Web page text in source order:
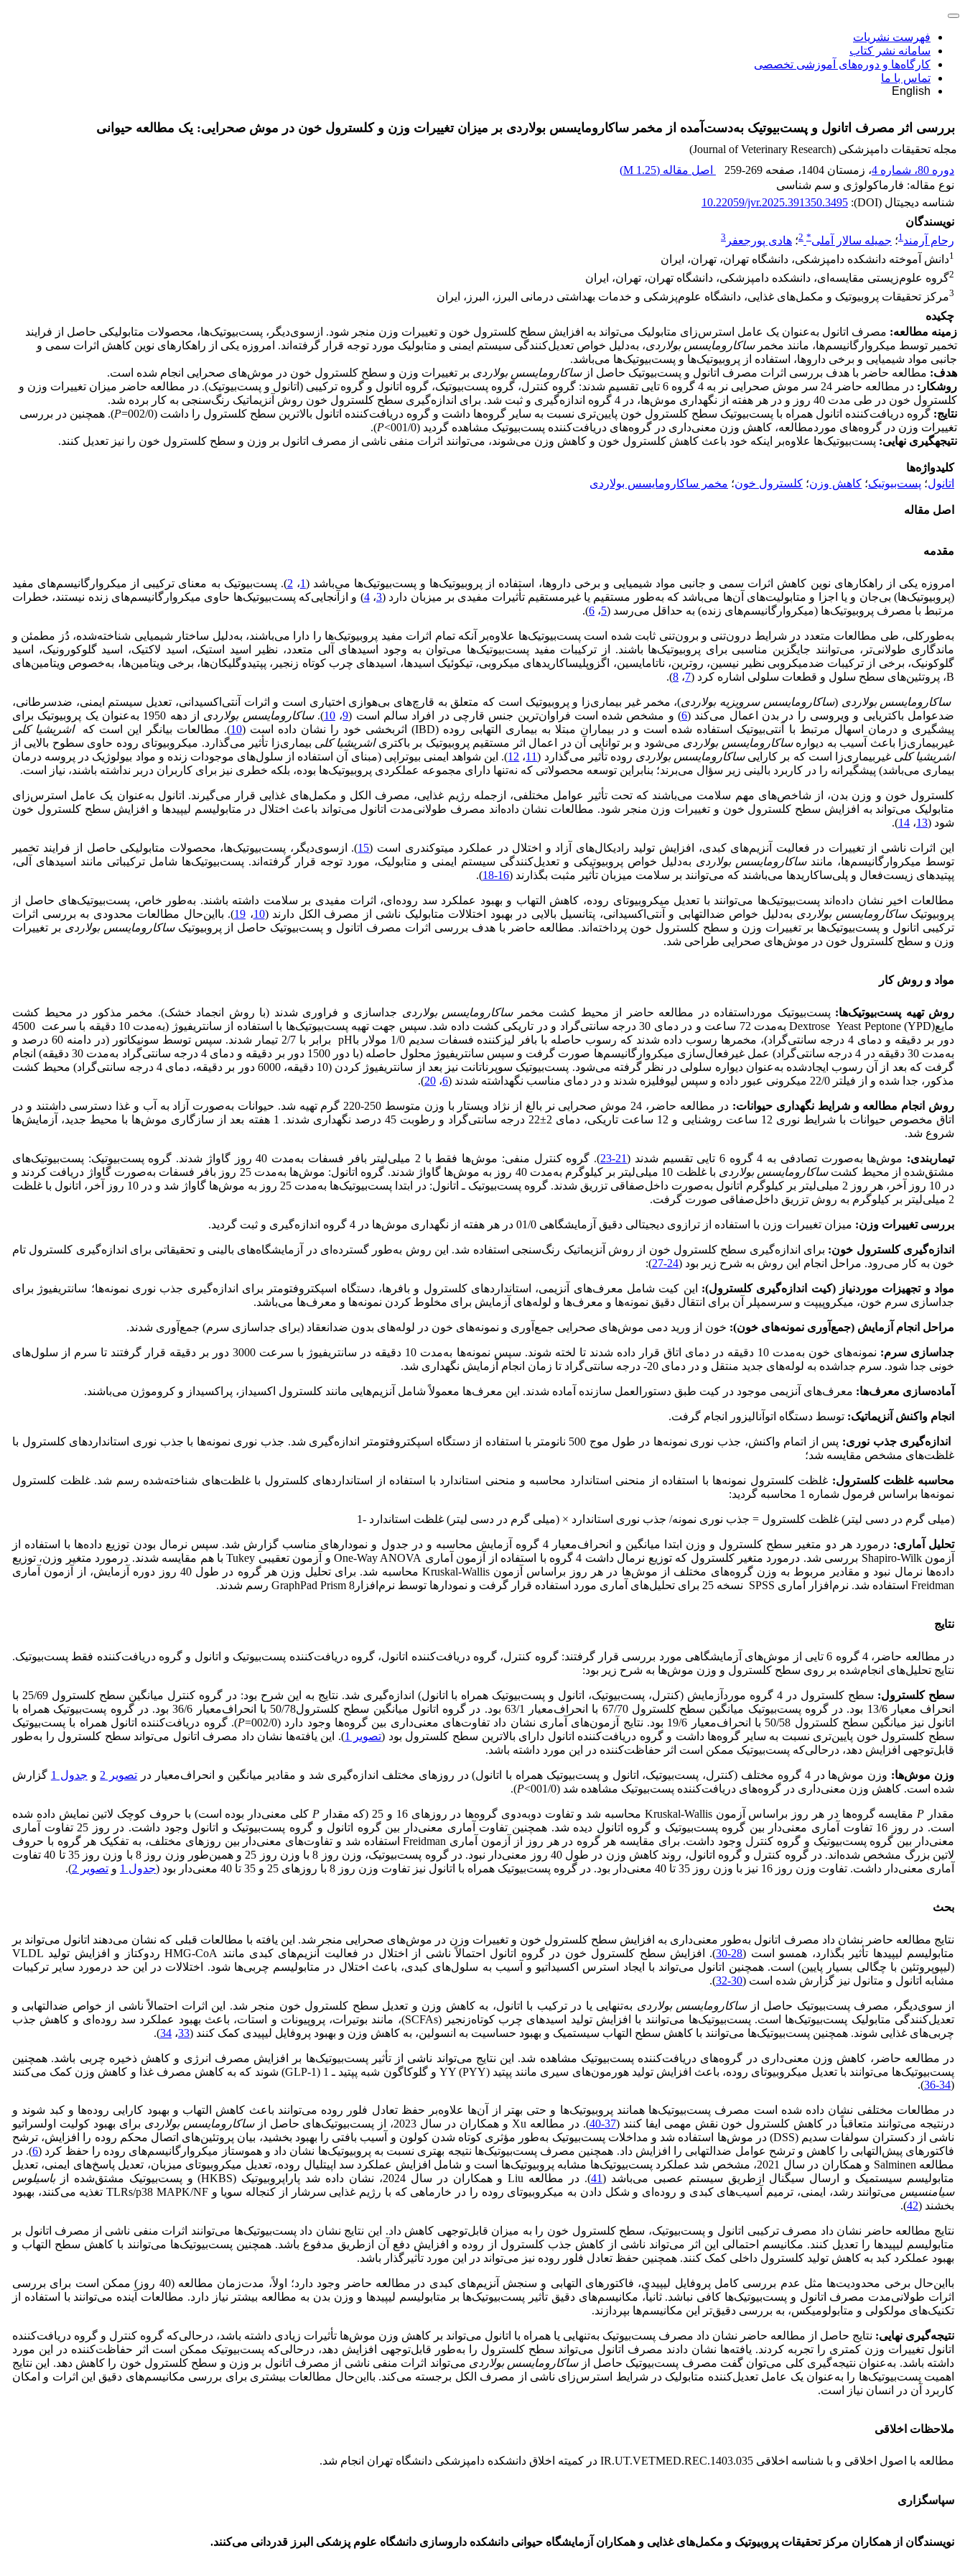
فهرست نشریات
سامانه نشر کتاب
کارگاه‌ها و دوره‌های آموزشی تخصصی
تماس با ما
English
بررسی اثر مصرف اتانول و پست‌بیوتیک به‌دست‌آمده از مخمر ساکارومایسس بولاردی بر میزان تغییرات وزن و کلسترول خون در موش صحرایی: یک مطالعه حیوانی
مجله تحقیقات دامپزشکی (Journal of Veterinary Research)
دوره 80، شماره 4
، زمستان 1404 ، صفحه 259-269 اصل مقاله (1.25 M
)
نوع مقاله: فارماکولوژی و سم شناسی
شناسه دیجیتال (DOI):
10.22059/jvr.2025.391350.3495
نویسندگان
رحام آرمند1؛ جمیله سالار آملی*
2؛ هادی پورجعفر 3
1دانش آموخته دانشکده دامپزشکی، دانشگاه تهران، تهران، ایران
2گروه علوم‌زیستی مقایسه‌ای، دانشکده دامپزشکی، دانشگاه تهران، تهران، ایران
3مرکز تحقیقات پروبیوتیک و مکمل‌های غذایی، دانشگاه علوم‌پزشکی و خدمات بهداشتی درمانی البرز، البرز، ایران
چکیده
زمینه مطالعه: مصرف اتانول به‌عنوان یک عامل استرس‌زای متابولیک می‌تواند به افزایش سطح کلسترول خون و تغییرات وزن منجر شود. ازسوی‌دیگر، پست‌بیوتیک‌ها، محصولات متابولیکی حاصل از فرایند
تخمیر توسط میکروارگانیسم‌ها، مانند مخمرساکارومایسس بولاردی، به‌دلیل خواص تعدیل‌کنندگی سیستم ایمنی و متابولیک مورد توجه قرار گرفته‌اند. امروزه یکی از راهکارهای نوین کاهش اثرات سمی و
جانبی مواد شیمیایی و برخی داروها، استفاده از پروبیوتیک‌ها و پست‌بیوتیک‌ها می‌باشد.
هدف: مطالعه حاضر با هدف بررسی اثرات مصرف اتانول و پست‌بیوتیک حاصل ازساکارومایسس بولاردی بر تغییرات وزن و سطح کلسترول خون در موش‌های صحرایی انجام شده است.
روشکار :
در مطالعه حاضر 24 سر موش صحرایی نر به 4 گروه 6 تایی تقسیم شدند: گروه کنترل، گروه پست‌بیوتیک، گروه اتانول و گروه ترکیبی (اتانول و پست‌بیوتیک). در مطالعه حاضر میزان تغییرات وزن و
کلسترول خون در طی مدت 40 روز و در هر هفته از نگهداری موش‌ها، در 4 گروه اندازه‌گیری و ثبت شد. برای اندازه‌گیری سطح کلسترول خون روش آنزیماتیک رنگ‌سنجی به کار برده شد.
نتایج: گروه دریافت‌کننده اتانول همراه با پست‌بیوتیک سطح کلسترول خون پایین‌تری نسبت به سایر گروه‌ها داشت و گروه دریافت‌کننده اتانول بالاترین سطح کلسترول را داشت (002/0= P). همچنین در بررسی
تغییرات وزن در گروه‌های مورد‌مطالعه، کاهش وزن معنی‌داری در گروه‌های دریافت‌کننده پست‌بیوتیک مشاهده گردید (001/0>
P
).
نتیجه­گیری نهایی: پست‌بیوتیک‌ها علاوه‌بر اینکه خود باعث کاهش کلسترول خون و کاهش وزن می‌شوند، می‌توانند اثرات منفی ناشی از مصرف اتانول بر وزن و سطح کلسترول خون را نیز تعدیل کنند.
کلیدواژه‌ها
اتانول؛ پست‌بیوتیک؛ کاهش وزن؛ کلسترول خون؛ مخمر ساکارومایسس بولاردی
اصل مقاله
مقدمه
امروزه یکی از راهکارهای نوین کاهش اثرات سمی و جانبی مواد شیمیایی و برخی داروها، استفاده از پروبیوتیک‌ها و پست‌بیوتیک‌ها می‌باشد (1، 2). پست‌بیوتیک به معنای ترکیبی از میکروارگانیسم‌های مفید
(پروبیوتیک‌ها) بی‌جان و یا اجزا و متابولیت‌های آن‌ها می‌باشد که به‌طور مستقیم یا غیرمستقیم تأثیرات مفیدی بر میزبان دارد (3،4) و از‌آنجایی‌که پست‌بیوتیک‌ها حاوی میکروارگانیسم‌های زنده نیستند، خطرات
مرتبط با مصرف پروبیوتیک‌ها (میکروارگانیسم‌های زنده) به حداقل می‌رسد (5، 6
).
به‌طور‌کلی، طی مطالعات متعدد در شرایط درون‌تنی و برون‌تنی ثابت شده است پست‌بیوتیک‌ها علاوه‌بر آنکه تمام اثرات مفید پروبیوتیک‌ها را دارا می‌باشند، به‌دلیل ساختار شیمیایی شناخته‌شده، دُز مطمئن و
ماندگاری طولانی‌تر، می‌توانند جایگزین مناسبی برای پروبیوتیک‌ها باشند. از‌ ترکیبات مفید پست‌بیوتیک‌ها می‌توان به وجود اسیدهای آلی متعدد، نظیر اسید استیک، اسید لاکتیک، اسید گلوکورونیک، اسید
گلوکونیک، برخی از ترکیبات ضدمیکروبی نظیر نیسین، روترین، ناتامایسین، اگزوپلیساکاریدهای میکروبی، تیکوئیک اسیدها، اسیدهای چرب کوتاه زنجیر، پپتیدوگلیکان‌ها، برخی ویتامین‌ها، به‌خصوص ویتامین‌های‌
B، پروتئین‌های سطح سلول و قطعات سلولی اشاره کرد (
7، 8
).
ساکارومایسس بولاردی (ساکارومایسس سرویزیه بولاردی)، مخمر غیر بیماری‌زا و پروبیوتیک است که متعلق به قارچ‌های بی‌هوازی اختیاری است و اثرات آنتی‌اکسیدانی، تعدیل سیستم ایمنی، ضد‌سرطانی،
ضدعوامل باکتریایی و ویروسی را در بدن اعمال می‌‌کند (6) و مشخص شده است فراوان‌ترین جنس قارچی در افراد سالم است (9،10
).ساکارومایسس بولاردی
از دهه 1950 به‌عنوان یک پروبیوتیک برای
پیشگیری و درمان اسهال مرتبط با آنتی‌بیوتیک استفاده شده است و در بیماران مبتلا به بیماری التهابی روده (IBD) اثربخشی خود را نشان داده است (
10). مطالعات بیانگر این است کهاشریشیا کلی
غیر‌بیماری‌زا باعث آسیب به دیوارهساکارومایسس بولاردی می‌شود و بر توانایی آن در اعمال اثر مستقیم پروبیوتیک بر باکتری اشریشیا کلی بیماری‌زا تأثیر می‌گذارد. میکروبیوتای روده حاوی سطوح بالایی از
اشریشیا کلی غیربیماری‌زا است که بر کاراییساکارومایسس بولاردی روده تأثیر می‌گذارد (11، 12). این شواهد ایمنی بیوتراپی (مبنای آن استفاده از سلول‌های موجودات زنده و مواد بیولوژیک در پروسه درمان
بیماری می‌باشد) پیشگیرانه را در کاربرد بالینی زیر سؤال می‌برند؛ بنابراین توسعه محصولاتی که نه‌تنها دارای مجموعه عملکردی پروبیوتیک‌ها بوده، بلکه خطری نیز برای کاربران در‌بر نداشته باشند، نیاز است.
کلسترول خون و وزن بدن، از‌ شاخص‌های مهم سلامت می‌باشند که تحت تأثیر عوامل مختلفی، از‌جمله رژیم غذایی، مصرف الکل و مکمل‌های غذایی قرار می‌گیرند. اتانول به‌عنوان یک عامل استرس‌زای
متابولیک می‌تواند به افزایش سطح کلسترول خون و تغییرات وزن منجر شود. مطالعات نشان داده‌اند مصرف طولانی‌مدت اتانول می‌تواند باعث اختلال در متابولیسم لیپیدها و افزایش سطح کلسترول خون
شود (13، 14
).
این اثرات ناشی از تغییرات در فعالیت آنزیم‌های کبدی، افزایش تولید رادیکال‌های آزاد و اختلال در عملکرد میتوکندری است (15). ازسوی‌دیگر، پست‌بیوتیک‌ها، محصولات متابولیکی حاصل از فرایند تخمیر
توسط میکروارگانیسم‌ها، مانندساکارومایسس بولاردی به‌دلیل خواص پروبیوتیکی و تعدیل‌کنندگی سیستم ایمنی و متابولیک، مورد توجه قرار گرفته‌اند. پست‌بیوتیک‌ها شامل ترکیباتی مانند اسیدهای آلی،
پپتیدهای زیست‌فعال و پلی‌ساکاریدها می‌باشند که می‌توانند بر سلامت میزبان تأثیر مثبت بگذارند (16-18
).
مطالعات اخیر نشان داده‌اند پست‌بیوتیک‌ها می‌توانند با تعدیل میکروبیوتای روده، کاهش التهاب و بهبود عملکرد سد روده‌ای، اثرات مفیدی بر سلامت داشته باشند. به‌طور خاص، پست‌بیوتیک‌های حاصل از
پروبیوتیکساکارومایسس بولاردی به‌دلیل خواص ضدالتهابی و آنتی‌اکسیدانی، پتانسیل بالایی در بهبود اختلالات متابولیک ناشی از مصرف الکل دارند (10، 19). با‌این‌حال مطالعات محدودی به بررسی اثرات
ترکیبی اتانول و پست‌بیوتیک‌ها بر تغییرات وزن و سطح کلسترول خون پرداخته‌اند. مطالعه حاضر با هدف بررسی اثرات مصرف اتانول و پست‌بیوتیک حاصل از پروبیوتیکساکارومایسس بولاردی بر تغییرات
وزن و سطح کلسترول خون در موش‌های صحرایی طراحی شد.
مواد و روش کار
روش تهیه پست‌بیوتیک‌ها: پست‌بیوتیک مورد‌استفاده در مطالعه حاضر از محیط کشت مخمرساکارومایسس بولاردی جداسازی و فراوری شدند (با روش انجماد خشک). مخمر مذکور در محیط کشت
مایعDextrose Yeast Peptone (YPD) به‌مدت 72 ساعت و در دمای 30 درجه سانتی‌گراد و در تاریکی کشت داده شد. سپس جهت تهیه پست‌بیوتیک‌ها با استفاده از سانتریفیوژ (به‌مدت 10 دقیقه با سرعت 4500
دور بر دقیقه و دمای 4 درجه سانتی‌گراد)، مخمرها رسوب داده شدند که رسوب حاصله با بافر لیز‌کننده فسفات سدیم 1/0 مولار باpH برابر با 2/7 تیمار شدند. سپس توسط سونیکاتور (در دامنه 60 درصد و
به‌مدت 30 دقیقه در 4 درجه سانتی‌گراد) عمل غیر‌فعال‌سازی میکروارگانیسم‌ها صورت گرفت و سپس سانتریفیوژ محلول حاصله (با دور 1500 دور بر دقیقه و دمای 4 درجه سانتی‌گراد به‌مدت 30 دقیقه) انجام
گرفت که بعد از آن رسوب ایجاد‌شده به‌عنوان دیواره سلولی در نظر گرفته می‌شود. پست‌بیوتیک سوپرناتانت نیز بعد از سانتریفیوژ کردن (10 دقیقه، 6000 دور بر دقیقه، دمای 4 درجه سانتی‌گراد) محیط کشت
مذکور، جدا شده و از فیلتر 22/0 میکرونی عبور داده و سپس لیوفلیزه شدند و در دمای مناسب نگهداشته شدند (
6، 20
).
روش انجام مطالعه و شرایط نگهداری حیوانات:
در مطالعه حاضر، 24 موش صحرایی نر بالغ از نژاد ویستار با وزن متوسط 250-220 گرم تهیه شد. حیوانات به‌صورت آزاد به آب و غذا دسترسی داشتند و در
اتاق مخصوص حیوانات با شرایط نوری 12 ساعت روشنایی و 12 ساعت تاریکی، دمای 2±22 درجه سانتی‌گراد و رطوبت 45 درصد نگهداری شدند. 1 هفته بعد از سازگاری موش‌ها با محیط جدید، آزمایش‌ها
شروع شد.
تیماربندی: موش‌ها به‌صورت تصادفی به 4 گروه 6 تایی تقسیم شدند ( 21-23
). گروه کنترل منفی: موش‌ها فقط با 2 میلی‌لیتر بافر فسفات به‌مدت 40 روز گاواژ شدند. گروه پست‌بیوتیک: پست‌بیوتیک‌های
مشتق‌شده از محیط کشتساکارومایسس بولاردی
با غلظت 10 میلی‌لیتر بر کیلوگرم به‌مدت 40 روز به موش‌ها گاواژ شدند. گروه اتانول: موش‌ها به‌مدت 25 روز بافر فسفات به‌صورت گاواژ دریافت کردند و
در 10 روز آخر، هر روز 2 میلی‌لیتر بر کیلوگرم اتانول به‌صورت داخل‌صفاقی تزریق شدند. گروه پست‌بیوتیک ـ اتانول: در ابتدا پست‌بیوتیک‌ها به‌مدت 25 روز به موش‌ها گاواژ شد و در 10 روز آخر، اتانول با غلظت
2 میلی‌لیتر بر کیلوگرم به روش تزریق داخل‌صفاقی صورت گرفت.
بررسی تغییرات وزن‌: میزان تغییرات وزن با استفاده از ترازوی دیجیتالی دقیق آزمایشگاهی 01/0 در هر هفته از نگهداری موش‌ها در 4 گروه اندازه‌گیری و ثبت گردید.
اندازه‌گیری کلسترول خون: برای اندازه‌گیری سطح کلسترول خون از روش آنزیماتیک رنگ‌سنجی استفاده شد. این روش به‌طور گسترده‌ای در آزمایشگاه‌های بالینی و تحقیقاتی برای اندازه‌گیری کلسترول تام
خون به کار می‌رود. مراحل انجام این روش به شرح زیر بود (24-27
):
مواد و تجهیزات مورد‌نیاز (کیت اندازه‌گیری کلسترول):
این کیت شامل معرف‌های آنزیمی، استانداردهای کلسترول و بافرها، دستگاه اسپکتروفتومتر برای اندازه‌گیری جذب نوری نمونه‌ها؛ سانتریفیوژ برای
جداسازی سرم خون، میکروپیپت و سرسمپلر آن برای انتقال دقیق نمونه‌ها و معرف‌ها و لوله‌های آزمایش برای مخلوط کردن نمونه‌ها و معرف‌ها می‌باشد.
مراحل انجام آزمایش (جمع‌آوری نمونه‌های خون): خون از ورید دمی موش‌های صحرایی جمع‌آوری و نمونه‌های خون در لوله‌های بدون ضد‌انعقاد (برای جداسازی سرم) جمع‌آوری شدند.
جداسازی سرم:
نمونه‌های خون به‌مدت 10 دقیقه در دمای اتاق قرار داده شدند تا لخته شوند. سپس نمونه‌ها به‌مدت 10 دقیقه در سانتریفیوژ با سرعت 3000 دور بر دقیقه قرار گرفتند تا سرم از سلول‌های
خونی جدا شود. سرم جدا‌شده به لوله‌های جدید منتقل و در دمای 20- درجه سانتی‌گراد تا زمان انجام آزمایش نگهداری شد.
آماده‌سازی معرف‌ها: معرف‌های آنزیمی موجود در کیت طبق دستورالعمل سازنده آماده شدند. این معرف‌ها معمولاً شامل آنزیم‌هایی مانند کلسترول اکسیداز، پراکسیداز و کروموژن می‌باشند.
انجام واکنش آنزیماتیک: توسط دستگاه اتوآنالیزور انجام گرفت.
اندازه‌گیری جذب نوری:
پس از اتمام واکنش، جذب نوری نمونه‌ها در طول‌ موج 500 نانومتر با استفاده از دستگاه اسپکتروفتومتر اندازه‌گیری شد. جذب نوری نمونه‌ها با جذب نوری استانداردهای کلسترول با
غلظت‌های مشخص مقایسه شد؛
محاسبه غلظت کلسترول: غلظت کلسترول نمونه‌ها با استفاده از منحنی استاندارد محاسبه و منحنی استاندارد با استفاده از استانداردهای کلسترول با غلظت‌های شناخته‌شده رسم شد. غلظت کلسترول
نمونه‌ها بر‌اساس فرمول شماره 1 محاسبه گردید:
(میلی گرم در دسی لیتر) غلظت کلسترول = جذب نوری نمونه/ جذب نوری استاندارد × (میلی گرم در دسی لیتر) غلظت استاندارد -1
تحلیل آماری:
در‌مورد هر دو متغیر سطح کلسترول و وزن ابتدا میانگین و انحراف‌معیار 4 گروه آزمایش محاسبه و در جدول و نمودارهای مناسب گزارش شد. سپس نرمال بودن توزیع داده‌ها با استفاده از
آزمون Shapiro-Wilk بررسی شد. در‌مورد متغیر کلسترول که توزیع نرمال داشت 4 گروه با استفاده از آزمون آماری One-Way ANOVA و آزمون تعقیبی Tukey با هم مقایسه شدند. در‌مورد متغیر وزن، توزیع
داده‌ها نرمال نبود و مقادیر مربوط به وزن گروه‌های مختلف از موش‌ها در هر روز بر‌اساس آزمون Kruskal-Wallis محاسبه شد. برای تحلیل وزن هر گروه در طول 40 روز دوره آزمایش، از آزمون آماری
Freidman استفاده شد. نرم‌افزار آماری SPSS نسخه 25 برای تحلیل‌های آماری مورد استفاده قرار گرفت و نمودار‌ها توسط نرم‌افزارGraphPad Prism 8 رسم شدند.
نتایج
در مطالعه حاضر، 4 گروه 6 ‌تایی از موش‌های آزمایشگاهی مورد بررسی قرار گرفتند: گروه کنترل، گروه دریافت‌کننده اتانول، گروه دریافت‌کننده پست‌بیوتیک و اتانول و گروه دریافت‌کننده فقط پست‌بیوتیک.
نتایج تحلیل‌های انجام‌شده بر روی سطح کلسترول و وزن موش‌ها به شرح زیر بود:
سطح کلسترول:
سطح کلسترول در 4 گروه مورد‌آزمایش (کنترل، پست‌بیوتیک، اتانول و پست‌بیوتیک همراه با اتانول) اندازه‌گیری شد. نتایج به این شرح بود: در گروه کنترل میانگین سطح کلسترول 25/69 با
انحراف معیار 13/6 بود. در گروه پست‌بیوتیک میانگین سطح کلسترول 67/70 با انحراف‌معیار 63/1 بود. در گروه اتانول میانگین سطح کلسترول50/78 با انحراف‌معیار 36/6 بود. در گروه پست‌بیوتیک همراه با
اتانول نیز میانگین سطح کلسترول 50/58 با انحراف‌معیار 19/6 بود. نتایج آزمون‌های آماری نشان داد تفاوت‌های معنی‌داری بین گروه‌ها وجود دارد (002/0=
P). گروه دریافت‌کننده اتانول همراه با پست‌بیوتیک
سطح کلسترول خون پایین‌تری نسبت به سایر گروه‌ها داشت و گروه دریافت‌کننده اتانول دارای بالاترین سطح کلسترول بود (تصویر 1
). این یافته‌ها نشان داد مصرف اتانول می‌تواند سطح کلسترول را به‌طور
قابل‌توجهی افزایش دهد، در‌حالی‌که پست‌بیوتیک ممکن است اثر حفاظت‌کننده در این مورد داشته باشد.
وزن موش‌ها: وزن موش‌ها در 4 گروه مختلف (کنترل، پست‌بیوتیک، اتانول و پست‌بیوتیک همراه با اتانول) در روزهای مختلف اندازه‌گیری شد و مقادیر میانگین و انحراف‌معیار در تصویر 2 و جدول 1
گزارش
شده است. کاهش وزن معنی‌داری در گروه‌های دریافت‌کننده پست‌بیوتیک مشاهده شد (001/0>
P
).
مقدار P مقایسه گروه‌ها در هر روز بر‌اساس آزمون Kruskal-Wallis محاسبه شد و تفاوت دو‌به‌دوی گروه‌ها در روز‌های 16 و 25 (که مقدار P کلی معنی‌دار بوده است) با حروف کوچک لاتین نمایش داده شده
است. در روز 16 تفاوت آماری معنی‌دار بین گروه پست‌بیوتیک و گروه اتانول دیده شد. همچنین تفاوت آماری معنی‌دار بین گروه اتانول و گروه پست‌بیوتیک و اتانول وجود داشت. در روز 25 تفاوت آماری
معنی‌دار بین گروه پست‌بیوتیک و گروه کنترل وجود داشت. برای مقایسه هر گروه در هر روز از آزمون آماری Freidman استفاده شد و تفاوت‌های معنی‌دار بین روزهای مختلف، به تفکیک هر گروه با حروف
لاتین بزرگ مشخص شده‌اند. در گروه کنترل و گروه اتانول، روند کاهش وزن در طول 40 روز معنی‌دار نبود. در گروه پست‌بیوتیک، وزن روز 8 با وزن روز 25 و همین‌طور وزن روز 8 با وزن روز 35 تا 40 تفاوت
آماری معنی‌دار داشت. تفاوت وزن روز 16 نیز با وزن روز 35 تا 40 معنی‌دار بود. در گروه پست‌بیوتیک همراه با اتانول نیز تفاوت وزن روز 8 با روز‌های 25 و 35 تا 40 معنی‌دار بود (
جدول 1 و تصویر 2 ).
بحث
نتایج مطالعه حاضر نشان داد مصرف اتانول به‌طور معنی‌داری به افزایش سطح کلسترول خون و تغییرات وزن در موش‌های صحرایی منجر شد. این یافته با مطالعات قبلی که نشان می‌دهند اتانول می‌تواند بر
متابولیسم لیپیدها تأثیر بگذارد، همسو است (28-30
). افزایش سطح کلسترول خون در گروه اتانول احتمالاً ناشی از اختلال در فعالیت آنزیم‌های کبدی مانند HMG-CoA ردوکتاز و افزایش تولید VLDL
(لیپوپروتئین با چگالی بسیار پایین) است. همچنین اتانول می‌تواند با ایجاد استرس اکسیداتیو و آسیب به سلول‌های کبدی، باعث اختلال در متابولیسم چربی‌ها شود. اختلالات در این حد در‌مورد سایر ترکیبات
مشابه اتانول و متانول نیز گزارش شده است (30-32
).
از سوی‌دیگر، مصرف پست‌بیوتیک حاصل ازساکارومایسس بولاردی به‌تنهایی یا در ترکیب با اتانول، به کاهش وزن و تعدیل سطح کلسترول خون منجر شد. این اثرات احتمالاً ناشی از خواص ضدالتهابی و
تعدیل‌کنندگی متابولیک پست‌بیوتیک‌ها است. پست‌بیوتیک‌ها می‌توانند با افزایش تولید اسیدهای چرب کوتاه‌زنجیر ‌(SCFAs)، مانند بوتیرات، پروپیونات و استات، باعث بهبود عملکرد سد روده‌ای و کاهش جذب
چربی‌های غذایی شوند. همچنین پست‌بیوتیک‌ها می‌توانند با کاهش سطح التهاب سیستمیک و بهبود حساسیت به انسولین، به کاهش وزن و بهبود پروفایل لیپیدی کمک کنند (33، 34
).
در مطالعه حاضر، کاهش وزن معنی‌داری در گروه‌های دریافت‌کننده پست‌بیوتیک مشاهده شد. این نتایج می‌تواند ناشی از تأثیر پست‌بیوتیک‌ها بر افزایش مصرف انرژی و کاهش ذخیره چربی باشد. همچنین
پست‌بیوتیک‌ها می‌توانند با تعدیل میکروبیوتای روده، باعث افزایش تولید هورمون‌های سیری مانند پپتید YY (PYY) و گلوکاگون شبه پپتید ـ 1 (GLP-1) شوند که به کاهش مصرف غذا و کاهش وزن کمک می‌کنند
(
34-36
).
در مطالعات مختلفی نشان داده شده است مصرف پست‌بیوتیک‌ها همانند پروبیوتیک‌ها و حتی بهتر از آن‌ها علاوه‌بر حفظ تعادل فلور روده می‌توانند باعث کاهش التهاب و بهبود کارایی روده‌ها و کبد شوند و
در‌نتیجه می‌توانند متعاقباً در کاهش کلسترول خون نقش مهمی ایفا کنند (37-40 ). در مطالعه Xu و همکاران در سال 2023، از پست‌بیوتیک‌های حاصل از ساکارومایسس بولاردی برای بهبود کولیت اولسراتیو
ناشی از دکستران سولفات سدیم (DSS) در موش‌ها استفاده شد و مداخلات پست‌بیوتیک به‌طور مؤثری کوتاه شدن کولون و آسیب بافتی را بهبود بخشید، بیان پروتئین‌های اتصال محکم روده را افزایش، ترشح
فاکتورهای پیش‌التهابی را کاهش و ترشح عوامل ضد‌التهابی را افزایش داد. همچنین مصرف پست‌بیوتیک‌ها نتیجه بهتری نسبت به پروبیوتیک‌ها نشان داد و هموستاز میکروارگانیسم‌های روده را حفظ کرد (6). در
مطالعه Salminen و همکاران در سال 2021، مشخص شد عملکرد پست‌بیوتیک‌ها مشابه پروبیوتیک‌ها است و شامل افزایش عملکرد سد اپیتلیال روده، تعدیل میکروبیوتای میزبان، تعدیل پاسخ‌های ایمنی، تعدیل
متابولیسم سیستمیک و ارسال سیگنال از‌طریق سیستم عصبی می‌باشد (41). در مطالعه Liu و همکاران در سال 2024، نشان داده شد پاراپروبیوتیک (HKBS) و پست‌بیوتیک مشتق‌شده از
باسیلوس
سیامنسیس
می‌توانند رشد، ایمنی، ترمیم آسیب‌های کبدی و روده‌ای و شکل دادن به میکروبیوتای روده را در خارماهی که با رژیم غذایی سرشار از کنجاله سویا و TLRs/p38 MAPK/NF تغذیه می‌کنند، بهبود
بخشند (42
).
نتایج مطالعه حاضر نشان داد مصرف ترکیبی اتانول و پست‌بیوتیک، سطح کلسترول خون را به میزان قابل‌توجهی کاهش داد. این نتایج نشان داد پست‌بیوتیک‌ها می‌توانند اثرات منفی ناشی از مصرف اتانول بر
متابولیسم لیپیدها را تعدیل کنند. مکانیسم احتمالی این اثر می‌تواند ناشی از کاهش جذب کلسترول از روده و افزایش دفع آن از‌طریق مدفوع باشد. همچنین پست‌بیوتیک‌ها می‌توانند با کاهش سطح التهاب و
بهبود عملکرد کبد به کاهش تولید کلسترول داخلی کمک کنند. همچنین حفظ تعادل فلور روده نیز می‌تواند در این مورد تأثیرگذار باشد.
با‌این‌حال برخی محدودیت‌ها مثل عدم بررسی کامل پروفایل لیپیدی، فاکتورهای التهابی و سنجش آنزیم‌های کبدی در مطالعه حاضر وجود دارد؛ اولاً، مدت‌زمان مطالعه (40 روز) ممکن است برای بررسی
اثرات طولانی‌مدت مصرف اتانول و پست‌بیوتیک‌ها کافی نباشد. ثانیاً، مکانیسم‌های دقیق تأثیر پست‌بیوتیک‌ها بر متابولیسم لیپیدها و وزن بدن به مطالعه بیشتر نیاز دارد. مطالعات آینده می‌توانند با استفاده از
تکنیک‌های مولکولی و متابولومیکس، به بررسی دقیق‌تر این مکانیسم‌ها بپردازند.
نتیجه‌گیری نهایی: نتایج حاصل از مطالعه حاضر نشان داد مصرف پست‌بیوتیک به‌تنهایی یا همراه با اتانول می‌تواند بر کاهش وزن موش‌ها تأثیرات زیادی داشته باشد، در‌حالی‌که گروه کنترل و گروه دریافت‌کننده
اتانول تغییرات وزن کمتری را تجربه کردند. یافته‌ها نشان دادند مصرف اتانول می‌تواند سطح کلسترول را به‌طور قابل‌توجهی افزایش دهد، در‌حالی‌که پست‌بیوتیک ممکن است اثر حفاظت‌کننده در این مورد
داشته باشد. به‌عنوان نتیجه‌گیری کلی می‌توان گفت مصرف پست‌بیوتیک حاصل ازساکارومایسس بولاردی می‌تواند اثرات منفی ناشی از مصرف اتانول بر وزن و سطح کلسترول خون را کاهش دهد. این نتایج
اهمیت پست‌بیوتیک‌ها را به‌عنوان یک عامل تعدیل‌کننده متابولیک در شرایط استرس‌زای ناشی از مصرف الکل برجسته می‌کند. با‌این‌حال مطالعات بیشتری برای بررسی مکانیسم‌های دقیق این اثرات و امکان
کاربرد آن در انسان نیاز است.
ملاحظات اخلاقی
مطالعه با اصول اخلاقی و با شناسه اخلاقی IR.UT.VETMED.REC.1403.035 در کمیته اخلاق دانشکده دامپزشکی دانشگاه تهران انجام شد.
سپاسگزاری
نویسندگان از همکاران مرکز تحقیقات پروبیوتیک و مکمل‌های غذایی و همکاران آزمایشگاه حیوانی دانشکده داروسازی دانشگاه علوم پزشکی البرز قدردانی می‌کنند.